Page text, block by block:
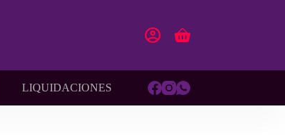
Carro
LIQUIDACIONES